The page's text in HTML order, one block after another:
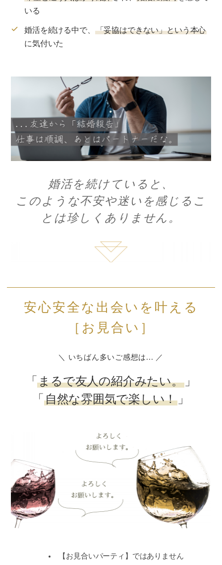
婚活を続けていると、
このような不安や迷いを感じるこ
とは珍しくありません。
安心安全な出会いを叶える
［お見合い］
【お見合いパーティ】ではありません